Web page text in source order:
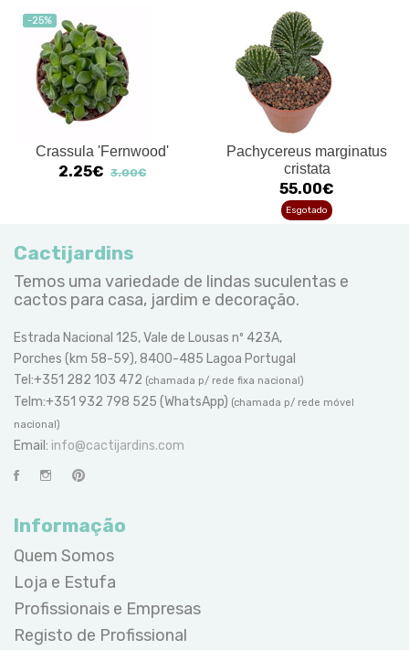
-25%
Crassula 'Fernwood'
2.25€ 3.00€
Pachycereus marginatus
cristata
55.00€
Esgotado
Cactijardins
Temos uma variedade de lindas suculentas e
cactos para casa, jardim e decoração.
Estrada Nacional 125, Vale de Lousas nº 423A,
Porches (km 58-59), 8400-485 Lagoa Portugal
Tel:+351 282 103 472 (chamada p/ rede fixa nacional)
Telm:+351 932 798 525 (WhatsApp) (chamada p/ rede móvel
nacional)
Email: info@cactijardins.com
Informação
Quem Somos
Loja e Estufa
Profissionais e Empresas
Registo de Profissional